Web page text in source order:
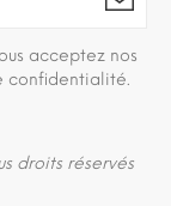
acceptez nos
confidentialité.
droits réservés